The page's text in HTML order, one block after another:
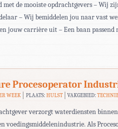
de mooiste opdrachtgevers – Wij
– Wij bemiddelen jou naar vast
jouw carrière uit – Een baan
Procesoperator
WEEK PLAATS: HULST VAKGEBIED:
verzorgt waterdiensten
voedingsmiddelenindustrie. Als